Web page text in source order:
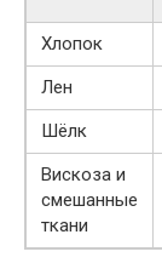
Хлопок
Лен
Шёлк
Вискоза и
смешанные
ткани